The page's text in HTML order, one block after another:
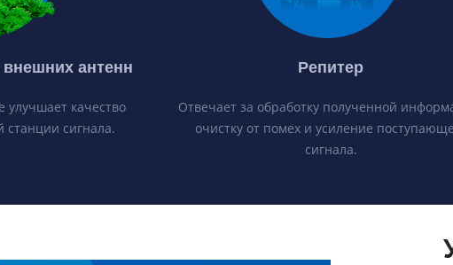
антенн
качество
станции сигнала.
Репитер
Отвечает за обработку полученной
очистку от помех и усиление
сигнала.